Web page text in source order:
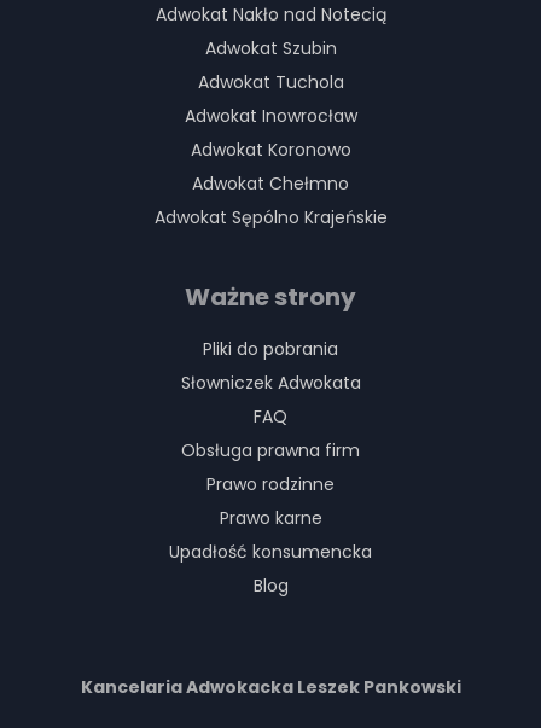
Adwokat Nakło nad Notecią
Adwokat Szubin
Adwokat Tuchola
Adwokat Inowrocław
Adwokat Koronowo
Adwokat Chełmno
Adwokat Sępólno Krajeńskie
Ważne strony
Pliki do pobrania
Słowniczek Adwokata
FAQ
Obsługa prawna firm
Prawo rodzinne
Prawo karne
Upadłość konsumencka
Blog
Kancelaria Adwokacka Leszek Pankowski